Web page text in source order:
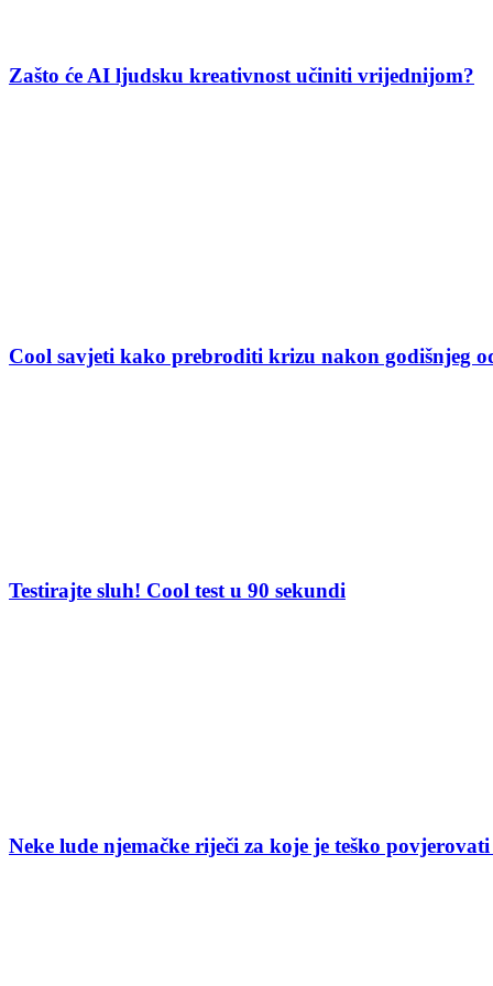
Zašto će AI ljudsku kreativnost učiniti vrijednijom?
Cool savjeti kako prebroditi krizu nakon godišnjeg
Testirajte sluh! Cool test u 90 sekundi
Neke lude njemačke riječi za koje je teško